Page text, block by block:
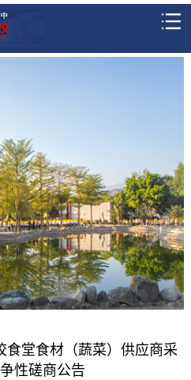
食堂食材（蔬菜）供应商采
性磋商公告